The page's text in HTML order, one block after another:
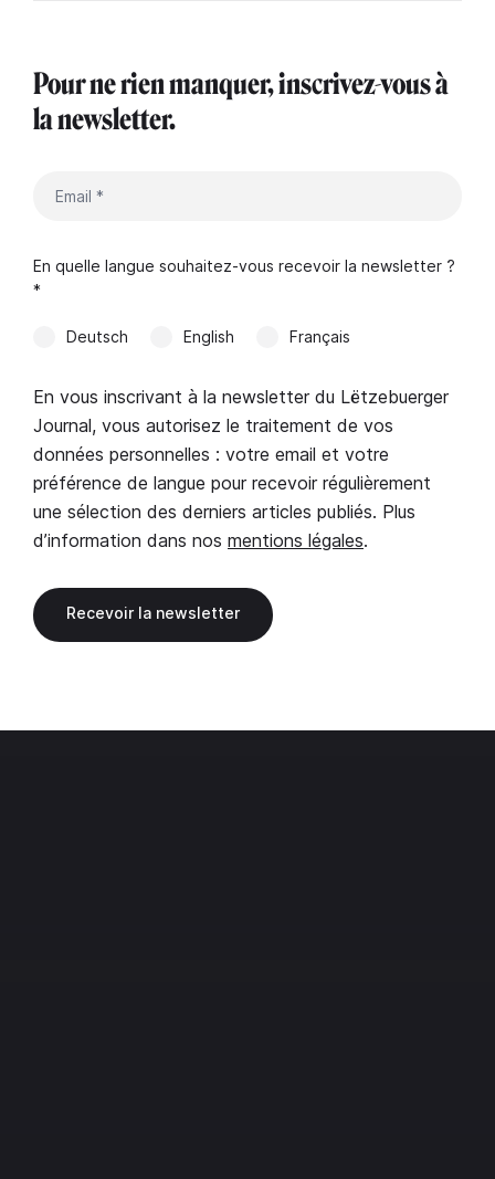
Pour ne rien manquer, inscrivez-vous à
la newsletter.
En quelle langue souhaitez-vous recevoir la newsletter ?
*
Deutsch English Français
En vous inscrivant à la newsletter du Lëtzebuerger
Journal, vous autorisez le traitement de vos
données personnelles : votre email et votre
préférence de langue pour recevoir régulièrement
une sélection des derniers articles publiés. Plus
d’information dans nos mentions légales.